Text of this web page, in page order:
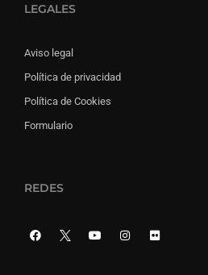
LEGALES
Aviso legal
Política de privacidad
Política de Cookies
Formulario
REDES